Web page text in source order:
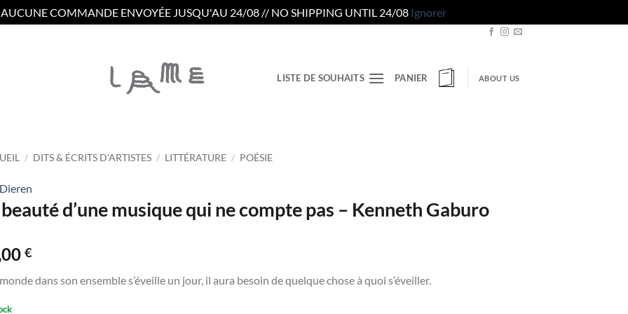
AUCUNE COMMANDE ENVOYÉE JUSQU'AU 24/08 // NO SHIPPING UNTIL 24/08 Ignorer
LISTE DE SOUHAITS PANIER ABOUT US
/ DITS & ÉCRITS D'ARTISTES / LITTÉRATURE / POÉSIE
beauté d’une musique qui ne compte pas – Kenneth Gaburo
€
dans son ensemble s’éveille un jour, il aura besoin de quelque chose à quoi s’éveiller.